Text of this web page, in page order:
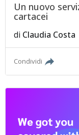
Un nuovo
cartacei
di Claudia Costa
Condividi